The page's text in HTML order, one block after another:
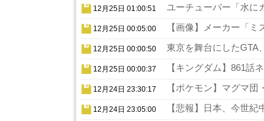
12月25日 01:00:51 ユーチューバー「水に
12月25日 00:05:00 【画像】メーカー「
12月25日 00:00:50 東京を舞台にしたGTA
12月25日 00:00:37 【キングダム】861話
12月24日 23:30:17 【ポケモン】マグマ
12月24日 23:05:00 【悲報】日本、今世